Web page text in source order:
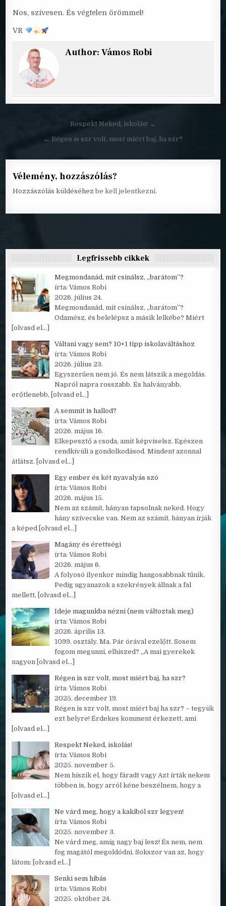
Nos, szívesen. És végtelen örömmel!
VR
Author:Vámos Robi
navigáció
Respekt Neked, iskolás! →
← Régen is szr volt, most miért baj, ha szr?
Vélemény, hozzászólás?
Hozzászólás küldéséhezbe kell jelentkezni.
Legfrissebb cikkek
Megmondanád, mit csinálsz, „barátom”?
írta: Vámos Robi
2026. július 24.
Megmondanád, mit csinálsz, „barátom”?
Odamész, és belelépsz a másik lelkébe? Miért
[olvasd el…]
Váltani vagy sem? 10+1 tipp iskolaváltáshoz
írta: Vámos Robi
2026. július 23.
Egyszerűen nem jó. És nem látszik a megoldás.
Napról napra rosszabb. És halványabb,
erőtlenebb, [olvasd el…]
A semmit is hallod?
írta: Vámos Robi
2026. május 16.
Elkepesztő a csoda, amit képviselsz. Egészen
rendkívüli a gondolkodásod. Mindent azonnal
átlátsz. [olvasd el…]
Egy ember és két nyavalyás szó
írta: Vámos Robi
2026. május 15.
Nem az számít, hányan tapsolnak neked. Hogy
hány szívecske van. Nem az számít, hányan írják
a képed [olvasd el…]
Magány és érettségi
írta: Vámos Robi
2026. május 6.
A folyosó ilyenkor mindig hangosabbnak tűnik.
Pedig ugyanazok a szekrények állnak a fal
mellett, [olvasd el…]
Ideje magunkba nézni (nem változtak meg)
írta: Vámos Robi
2026. április 13.
1099. osztály. Ma. Pár órával ezelőtt. Sosem
fogom megunni, elhiszed? „A mai gyerekek
nagyon [olvasd el…]
Régen is szr volt, most miért baj, ha szr?
írta: Vámos Robi
2025. december 19.
Régen is szr volt, most miért baj ha szr? – tegyük
ezt helyre! Érdekes komment érkezett, ami
[olvasd el…]
Respekt Neked, iskolás!
írta: Vámos Robi
2025. november 5.
Nem hiszik el, hogy fáradt vagy Azt írták nekem
többen is, hogy arról kéne beszélnem, hogy a
[olvasd el…]
Ne várd meg, hogy a kakiból szr legyen!
írta: Vámos Robi
2025. november 3.
Ne várd meg, amíg nagy baj lesz! És nem, nem
fog magától megoldódni. Sokszor van az, hogy
látom: [olvasd el…]
Senki sem hibás
írta: Vámos Robi
2025. október 24.